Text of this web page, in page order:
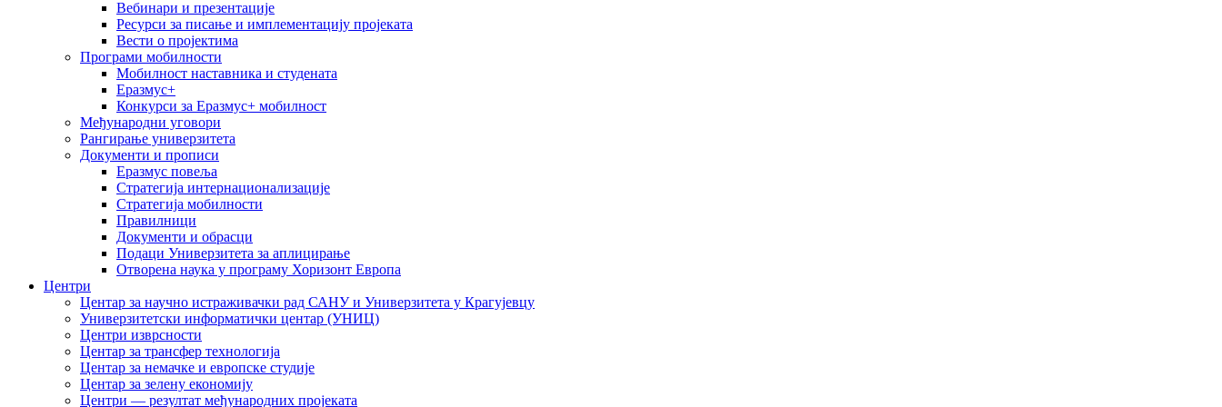
Вебинари и презентације
Ресурси за писање и имплементацију пројеката
Вести о пројектима
Програми мобилности
Мобилност наставника и студената
Еразмус+
Конкурси за Еразмус+ мобилност
Међународни уговори
Рангирање универзитета
Документи и прописи
Еразмус повеља
Стратегија интернационализације
Стратегија мобилности
Правилници
Документи и обрасци
Подаци Универзитета за аплицирање
Отворена наука у програму Хоризонт Европа
Центри
Центар за научно истраживачки рад САНУ и Универзитета у Крагујевцу
Универзитетски информатички центар (УНИЦ)
Центри изврсности
Центар за трансфер технологија
Центар за немачке и европске студије
Центар за зелену економију
Центри — резултат међународних пројеката